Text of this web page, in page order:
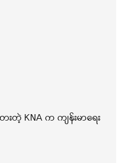
းတဲ့ KNA က ကျန်းမာရေး